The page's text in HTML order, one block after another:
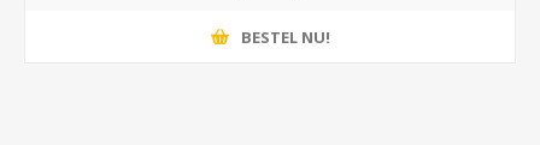
BESTEL NU!